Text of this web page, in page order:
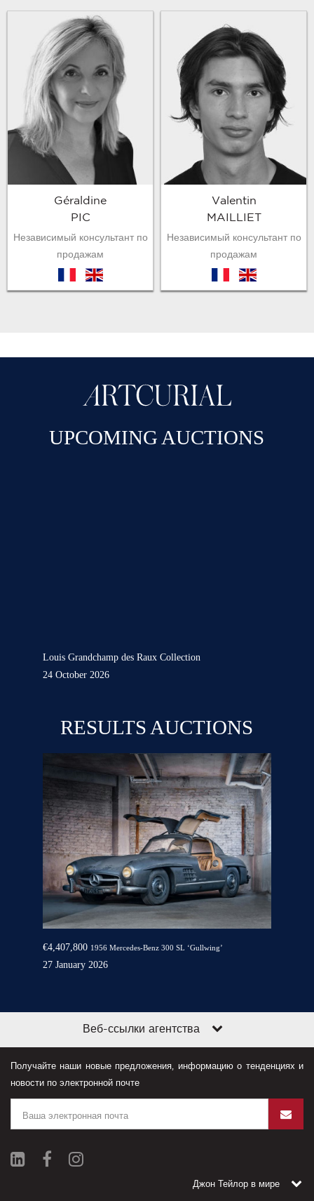
Géraldine
PIC
Независимый консультант по
продажам
en
Valentin
MAILLIET
Независимый консультант по
продажам
en
UPCOMING AUCTIONS
Louis Grandchamp des Raux Collection
24 October 2026
RESULTS AUCTIONS
€4,407,800 1956 Mercedes-Benz 300 SL ‘Gullwing’
27 January 2026
Веб-ссылки агентства
Получайте наши новые предложения, информацию о тенденциях и
новости по электронной почте
Джон Тейлор в мире